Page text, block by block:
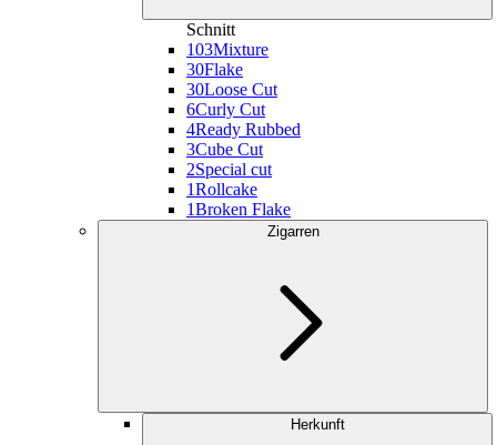
Schnitt
103Mixture
30Flake
30Loose Cut
6Curly Cut
4Ready Rubbed
3Cube Cut
2Special cut
1Rollcake
1Broken Flake
Zigarren
Herkunft